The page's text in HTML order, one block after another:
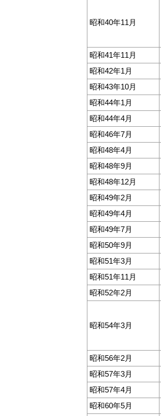
昭和40年11月
昭和41年11月
昭和42年1月
昭和43年10月
昭和44年1月
昭和44年4月
昭和46年7月
昭和48年4月
昭和48年9月
昭和48年12月
昭和49年2月
昭和49年4月
昭和49年7月
昭和50年9月
昭和51年3月
昭和51年11月
昭和52年2月
昭和54年3月
昭和56年2月
昭和57年3月
昭和57年4月
昭和60年5月